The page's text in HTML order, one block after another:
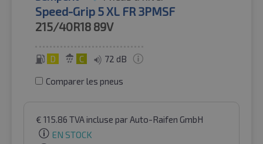
Speed-Grip 5 XL FR 3PMSF
215/40R18 89V
D C 72 dB
Comparer les pneus
€ 115.86 TVA incluse par Auto-Raifen GmbH
EN STOCK